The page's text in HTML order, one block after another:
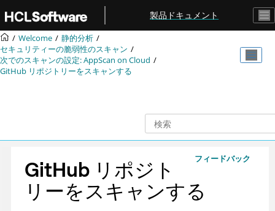
メインコンテンツにジャンプ
製品ドキュメント
Welcome
静的分析
セキュリティーの脆弱性のスキャン
次でのスキャンの設定:AppScan on Cloud
GitHub リポジトリーをスキャンする
フィードバック
GitHub リポジト
リーをスキャンする